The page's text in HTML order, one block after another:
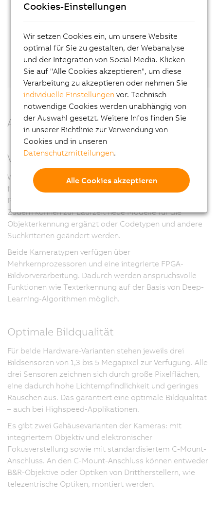
Oder vernetzen Sie sich direkt mit Pieter
Prinsloo auf LinkedIn.
Alle Vorteile auf einen Blick
Volle Flexibilität
Wenn gewünscht und in der Benutzerverwaltung
freigeschaltet, lassen sich sämtliche Variablen und
Parameter auch zur Laufzeit und in Echtzeit anpassen.
Zudem können zur Laufzeit neue Modelle für die
Objekterkennung ergänzt oder Codetypen und andere
Suchkriterien geändert werden.
Beide Kameratypen verfügen über
Mehrkernprozessoren und eine integrierte FPGA-
Bildvorverarbeitung. Dadurch werden anspruchsvolle
Funktionen wie Texterkennung auf der Basis von Deep-
Learning-Algorithmen möglich.
Optimale Bildqualität
Für beide Hardware-Varianten stehen jeweils drei
Bildsensoren von 1,3 bis 5 Megapixel zur Verfügung. Alle
drei Sensoren zeichnen sich durch große Pixelflächen,
eine dadurch hohe Lichtempfindlichkeit und geringes
Rauschen aus. Das garantiert eine optimale Bildqualität
– auch bei Highspeed-Applikationen.
Es gibt zwei Gehäusevarianten der Kameras: mit
integriertem Objektiv und elektronischer
Fokusverstellung sowie mit standardisiertem C-Mount-
Anschluss. An den C-Mount-Anschluss können entweder
B&R-Objektive oder Optiken von Drittherstellern, wie
telezentrische Optiken, montiert werden.
Cookies-Einstellungen
Wir setzen Cookies ein, um unsere Website
optimal für Sie zu gestalten, der Webanalyse
und der Integration von Social Media. Klicken
Sie auf "Alle Cookies akzeptieren", um diese
Verarbeitung zu akzeptieren oder nehmen Sie
individuelle Einstellungen vor. Technisch
notwendige Cookies werden unabhängig von
der Auswahl gesetzt. Weitere Infos finden Sie
in unserer Richtlinie zur Verwendung von
Cookies und in unseren
Datenschutzmitteilungen.
Alle Cookies akzeptieren